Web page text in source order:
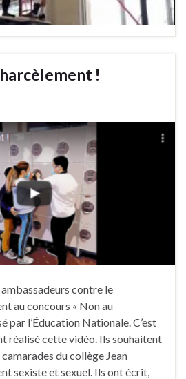
!
contre le
au concours « Non au
par l’Éducation Nationale. C’est
réalisé cette vidéo. Ils souhaitent
du collège Jean
sexiste et sexuel. Ils ont écrit,